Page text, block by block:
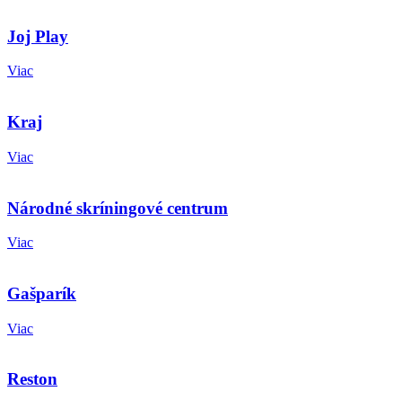
Joj Play
Viac
Kraj
Viac
Národné skríningové centrum
Viac
Gašparík
Viac
Reston